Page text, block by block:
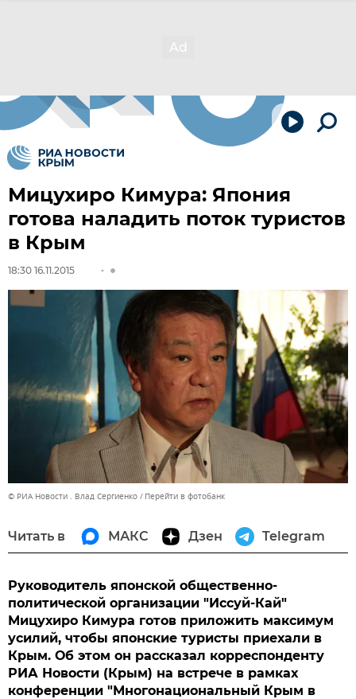
Мицухиро Кимура: Япония
готова наладить поток туристов
в Крым
18:30 16.11.2015
© РИА Новости . Влад Сергиенко Перейти в фотобанк
Читать в МАКС Дзен Telegram
Руководитель японской общественно-
политической организации "Иссуй-Кай"
Мицухиро Кимура готов приложить максимум
усилий, чтобы японские туристы приехали в
Крым. Об этом он рассказал корреспонденту
РИА Новости (Крым) на встрече в рамках
конференции "Многонациональный Крым в